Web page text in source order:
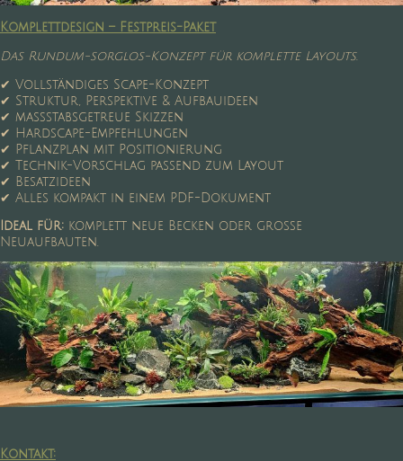
Komplettdesign – Festpreis-Paket
Das Rundum-sorglos-Konzept für komplette Layouts.
✔ Vollständiges Scape-Konzept
✔ Struktur, Perspektive & Aufbauideen
✔ maßstabsgetreue Skizzen
✔ Hardscape-Empfehlungen
✔ Pflanzplan mit Positionierung
✔ Technik-Vorschlag passend zum Layout
✔ Besatzideen
✔ Alles kompakt in einem PDF-Dokument
Ideal für: komplett neue Becken oder große
Neuaufbauten.
Kontakt: